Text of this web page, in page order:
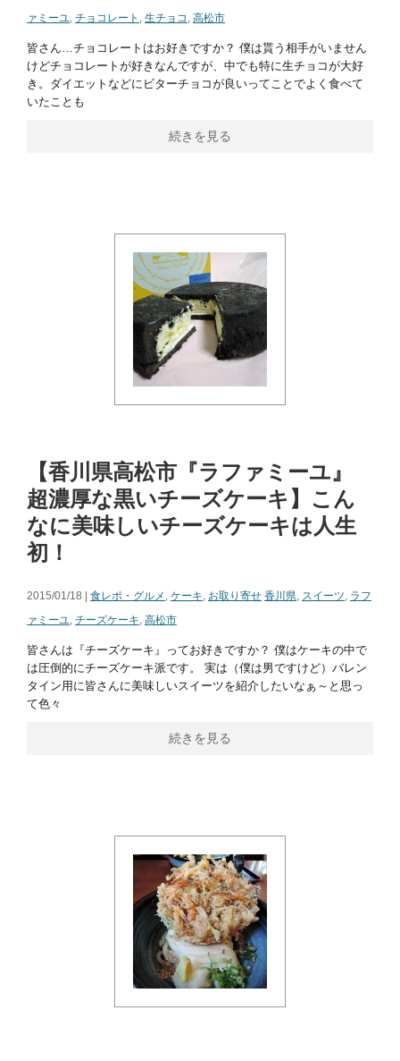
ァミーユ, チョコレート , 生チョコ , 高松市
皆さん…チョコレートはお好きですか？ 僕は貰う相手がいません
けどチョコレートが好きなんですが、中でも特に生チョコが大好
き。ダイエットなどにビターチョコが良いってことでよく食べて
いたことも
続きを見る
【香川県高松市『ラファミーユ』
超濃厚な黒いチーズケーキ】こん
なに美味しいチーズケーキは人生
初！
2015/01/18 | 食レポ・グルメ , ケーキ, お取り寄せ 香川県, スイーツ, ラフ
ァミーユ, チーズケーキ, 高松市
皆さんは『チーズケーキ』ってお好きですか？ 僕はケーキの中で
は圧倒的にチーズケーキ派です。 実は（僕は男ですけど）バレン
タイン用に皆さんに美味しいスイーツを紹介したいなぁ～と思っ
て色々
続きを見る